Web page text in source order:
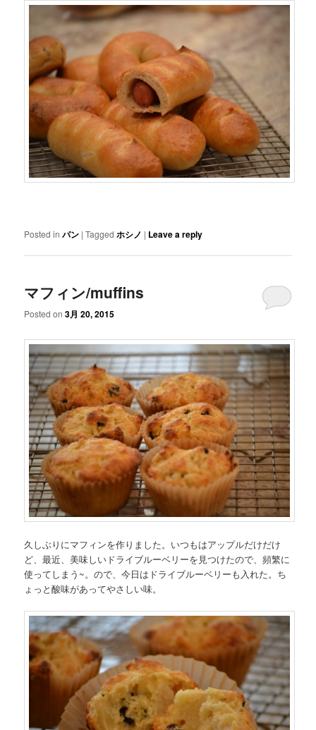
Posted in パン |Tagged ホシノ | Leave a reply
マフィン/muffins
Posted on3月 20, 2015
久しぶりにマフィンを作りました。いつもはアップルだけだけ
ど、最近、美味しいドライブルーベリーを見つけたので、頻繁に
使ってしまう~。ので、今日はドライブルーベリーも入れた。ち
ょっと酸味があってやさしい味。